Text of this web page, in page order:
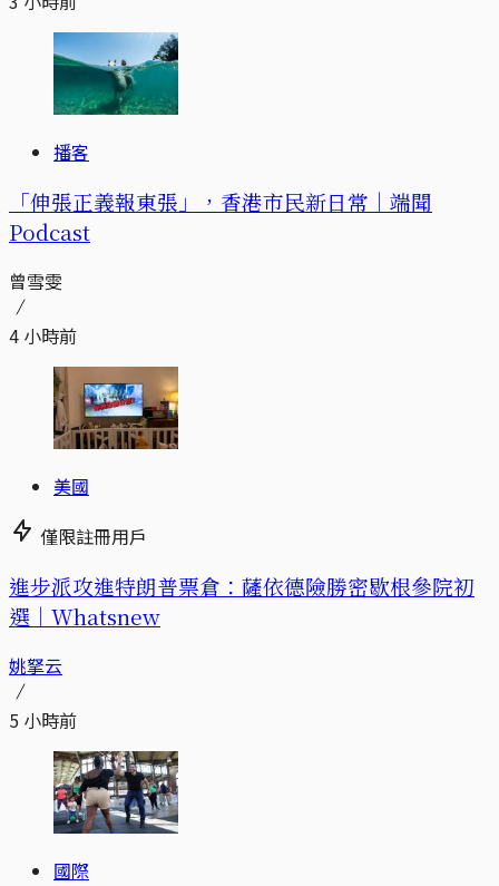
播客
「伸張正義報東張」，香港市民新日常｜端聞
Podcast
曾雪雯
4 小時前
美國
僅限註冊用戶
進步派攻進特朗普票倉：薩依德險勝密歇根參院初
選｜Whatsnew
姚拏云
5 小時前
國際